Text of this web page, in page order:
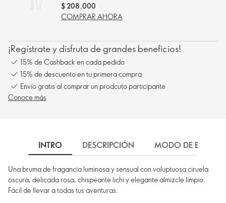
$ 208.000
COMPRAR AHORA
¡Regístrate y disfruta de grandes beneficios!
15% de Cashback en cada pedido
15% de descuento en tu primera compra
Envío gratis al comprar un prodcuto participante
Conoce más
INTRO DESCRIPCIÓN MODO DE EMPLEO
Una bruma de fragancia luminosa y sensual con voluptuosa ciruela
oscura, delicada rosa, chispeante lichi y elegante almizcle limpio.
Fácil de llevar a todas tus aventuras.